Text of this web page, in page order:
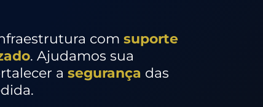
com suporte
. Ajudamos sua
a segurança das